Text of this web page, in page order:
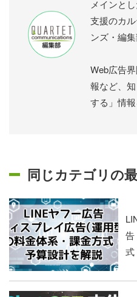
メインと
支援のカ
ンズ・編
Web広告
報など、
する」情
同じカテゴリの
告
式